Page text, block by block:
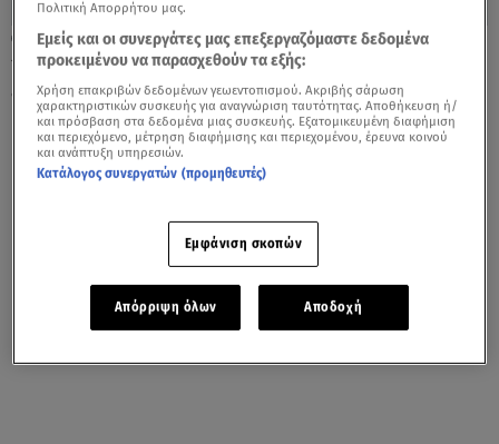
28.12.21, 10:30
17 γυναικοκτονίες μόνο το 2021 - Η
«μαύρη» λίστα της χρονιάς
Πολιτική Απορρήτου μας.
Εμείς και οι συνεργάτες μας επεξεργαζόμαστε δεδομένα
προκειμένου να παρασχεθούν τα εξής:
Χρήση επακριβών δεδομένων γεωεντοπισμού. Ακριβής σάρωση
χαρακτηριστικών συσκευής για αναγνώριση ταυτότητας. Αποθήκευση ή/
και πρόσβαση στα δεδομένα μιας συσκευής. Εξατομικευμένη διαφήμιση
και περιεχόμενο, μέτρηση διαφήμισης και περιεχομένου, έρευνα κοινού
και ανάπτυξη υπηρεσιών.
Κατάλογος συνεργατών (προμηθευτές)
Εμφάνιση σκοπών
Απόρριψη όλων Αποδοχή